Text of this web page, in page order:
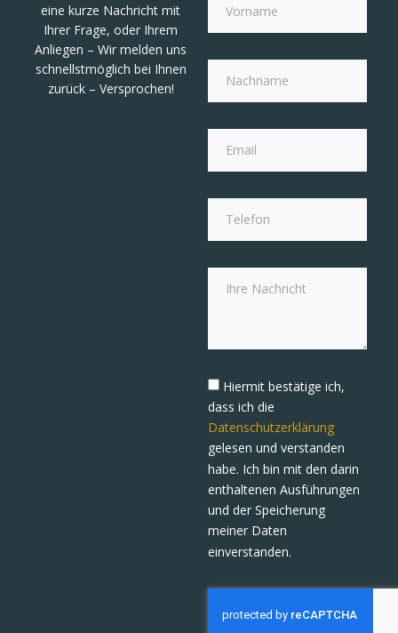
eine kurze Nachricht mit
Ihrer Frage, oder Ihrem
Anliegen – Wir melden uns
schnellstmöglich bei Ihnen
zurück – Versprochen!
Hiermit bestätige ich,
dass ich die
Datenschutzerklärung
gelesen und verstanden
habe. Ich bin mit den darin
enthaltenen Ausführungen
und der Speicherung
meiner Daten
einverstanden.